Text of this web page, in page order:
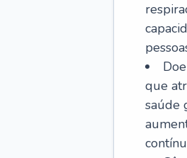
que
saúde